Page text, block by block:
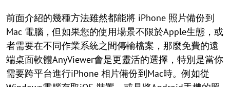
前面介紹的幾種方法雖然都能將 iPhone 照片備份到
Mac 電腦，但如果您的使用場景不限於Apple生態，或
者需要在不同作業系統之間傳輸檔案，那麼免費的遠
端桌面軟體AnyViewer會是更靈活的選擇，特別是當你
需要跨平台進行iPhone 相片備份到Mac時。例如從